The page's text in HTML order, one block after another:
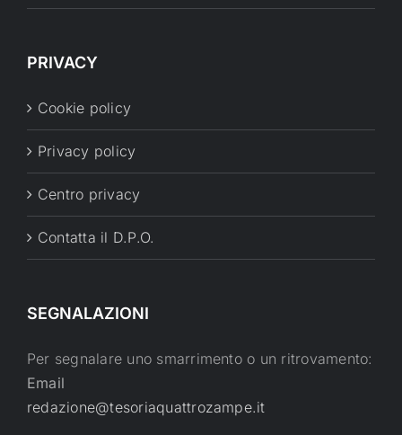
PRIVACY
Cookie policy
Privacy policy
Centro privacy
Contatta il D.P.O.
SEGNALAZIONI
Per segnalare uno smarrimento o un ritrovamento:
Email
redazione@tesoriaquattrozampe.it